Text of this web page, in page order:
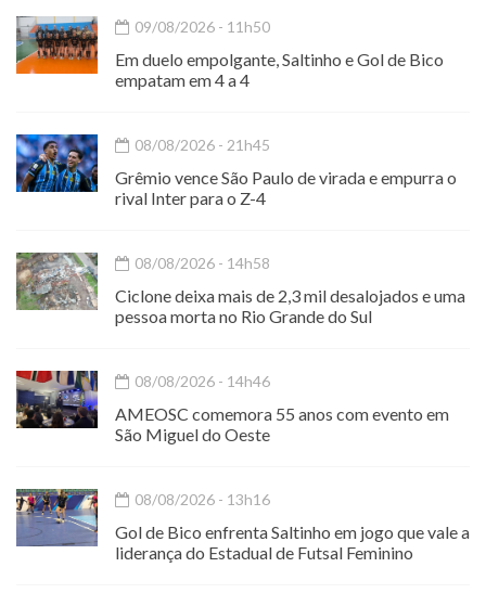
09/08/2026 - 11h50
Em duelo empolgante, Saltinho e Gol de Bico
empatam em 4 a 4
08/08/2026 - 21h45
Grêmio vence São Paulo de virada e empurra o
rival Inter para o Z-4
08/08/2026 - 14h58
Ciclone deixa mais de 2,3 mil desalojados e uma
pessoa morta no Rio Grande do Sul
08/08/2026 - 14h46
AMEOSC comemora 55 anos com evento em
São Miguel do Oeste
08/08/2026 - 13h16
Gol de Bico enfrenta Saltinho em jogo que vale a
liderança do Estadual de Futsal Feminino